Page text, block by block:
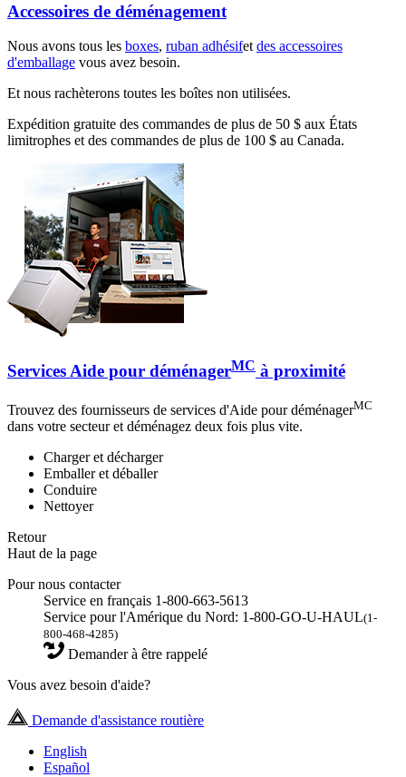
Accessoires de déménagement
Nous avons tous les boxes, ruban adhésifetdes accessoires
d'emballage vous avez besoin.
Et nous rachèterons toutes les boîtes non utilisées.
Expédition gratuite des commandes de plus de 50 $ aux États
limitrophes et des commandes de plus de 100 $ au Canada.
Services Aide pour déménagerMC à proximité
Trouvez des fournisseurs de services d'Aide pour déménagerMC
dans votre secteur et déménagez deux fois plus vite.
Charger et décharger
Emballer et déballer
Conduire
Nettoyer
Retour
Haut de la page
Pour nous contacter
Service en français 1-800-663-5613
Service pour l'Amérique du Nord: 1-800-GO-U-HAUL(1-
800-468-4285)
Demander à être rappelé
Vous avez besoin d'aide?
Demande d'assistance routière
English
Español